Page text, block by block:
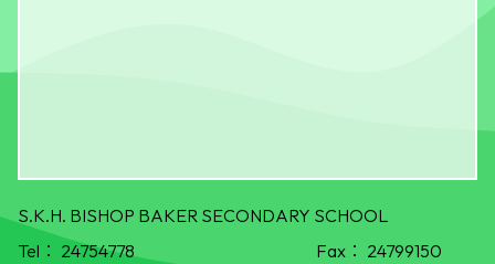
S.K.H. BISHOP BAKER SECONDARY SCHOOL
Tel： 24754778 Fax： 24799150